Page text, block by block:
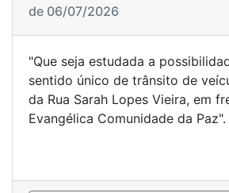
de 06/07/2026
"Que seja estudada a
sentido único de trânsito de
da Rua Sarah Lopes Vieira, em
Evangélica Comunidade da Paz".